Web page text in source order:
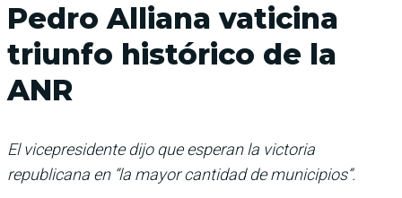
Pedro Alliana vaticina
triunfo histórico de la
ANR
El vicepresidente dijo que esperan la victoria
republicana en “la mayor cantidad de municipios”.